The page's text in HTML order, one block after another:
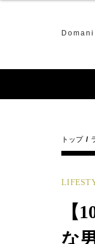
Domani
トップ
【
な